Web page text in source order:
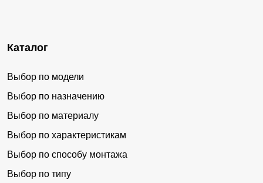
Каталог
Выбор по модели
Выбор по назначению
Выбор по материалу
Выбор по характеристикам
Выбор по способу монтажа
Выбор по типу